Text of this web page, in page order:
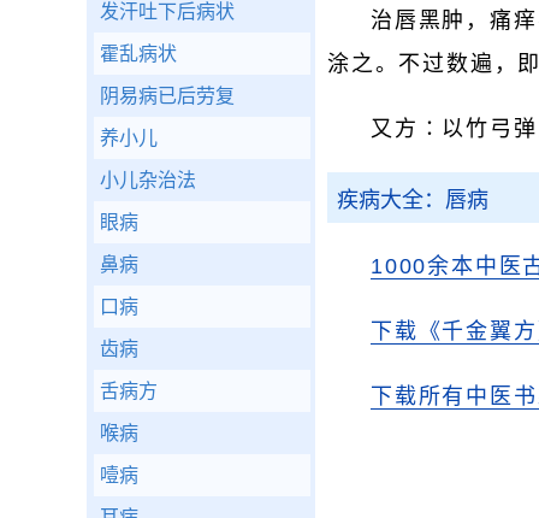
治唇黑肿，痛
涂之。不过数遍，
又方∶以竹弓
疾病大全：唇病
1000余本中医
下载《千金翼
下载所有中医
发汗吐下后病状
霍乱病状
阴易病已后劳复
养小儿
小儿杂治法
眼病
鼻病
口病
齿病
舌病方
喉病
噎病